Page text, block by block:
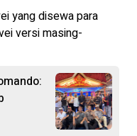
yang disewa para
versi masing-